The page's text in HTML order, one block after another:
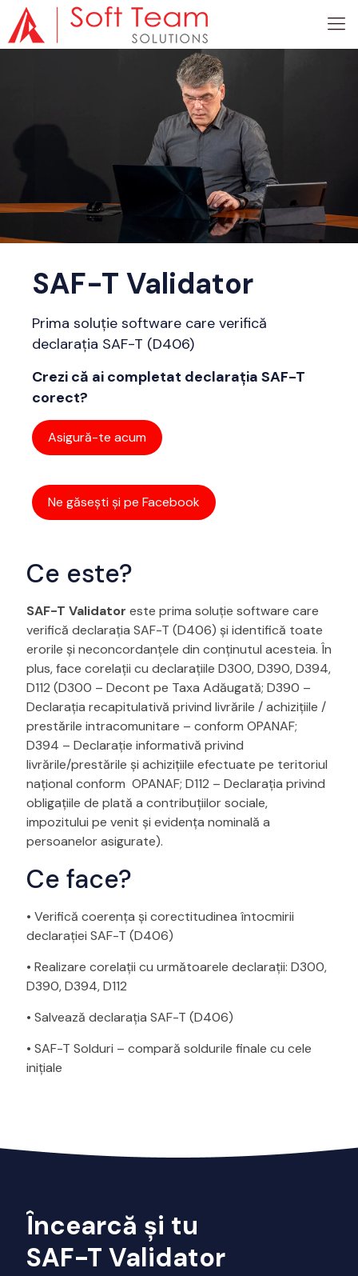
SAF-T Validator
Prima soluție software care verifică
declarația SAF-T (D406)
Crezi că ai completat declarația SAF-T
corect?
Asigură-te acum
Ne găsești și pe Facebook
Ce este?
SAF-T Validator este prima soluție software care
verifică declarația SAF-T (D406) și identifică toate
erorile și neconcordanțele din conținutul acesteia. În
plus, face corelații cu declarațiile D300, D390, D394,
D112 (D300 – Decont pe Taxa Adăugată; D390 –
Declaraţia recapitulativă privind livrările / achiziţiile /
prestările intracomunitare – conform OPANAF;
D394 – Declaraţie informativă privind
livrările/prestările şi achiziţiile efectuate pe teritoriul
naţional conform OPANAF; D112 – Declaraţia privind
obligaţiile de plată a contribuţiilor sociale,
impozitului pe venit şi evidenţa nominală a
persoanelor asigurate).
Ce face?
• Verifică coerența și corectitudinea întocmirii
declarației SAF-T (D406)
• Realizare corelații cu următoarele declarații: D300,
D390, D394, D112
• Salvează declarația SAF-T (D406)
• SAF-T Solduri – compară soldurile finale cu cele
inițiale
Încearcă și tu
SAF-T Validator